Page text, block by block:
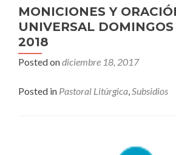
MONICIONES Y
UNIVERSAL DOMINGOS
2018
Posted ondiciembre 18, 2017
Posted in Pastoral Litúrgica,Subsidios